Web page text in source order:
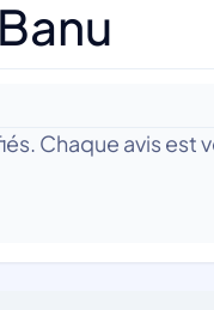
Chaque avis